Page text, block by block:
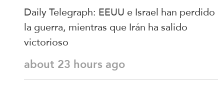
Daily Telegraph: EEUU e Israel han perdido
la guerra, mientras que Irán ha salido
victorioso
about 23 hours ago